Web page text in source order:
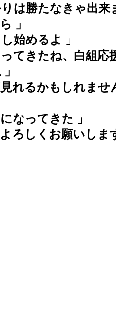
りは勝たなきゃ出来
」
始めるよ 」
ってきたね、白組応
見れるかもしれませ
なってきた 」
よろしくお願いしま